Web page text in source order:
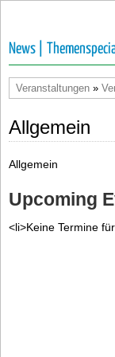
News |
Veranstaltungen »
Allgemein
Allgemein
Upcoming
<li>Keine Termine